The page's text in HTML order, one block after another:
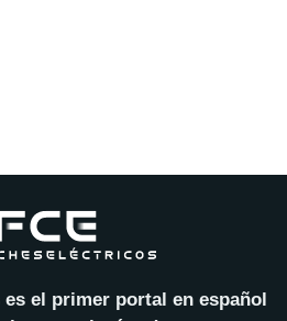
el primer portal en español